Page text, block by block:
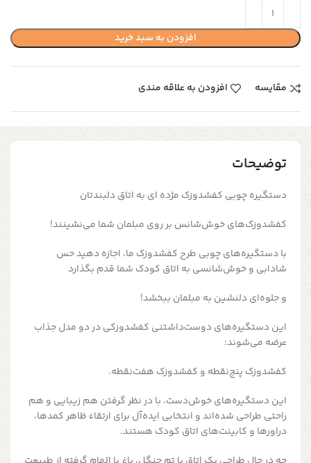
افزودن به سبد خرید
مقایسه افزودن به علاقه مندی
توضیحات
دستگیره چوبی کفشدوزک مژده ای به اتاق دلبندتان
کفشدوزک‌های خوش‌شانس بر روی مبلمان شما می‌نشینند!
با دستگیره‌های چوبی طرح کفشدوزک ما، اجازه دهید حس
شادابی و خوش‌شانسی به اتاق کودک شما قدم بگذارد
و جلوه‌ای دلنشین به مبلمان ببخشد!
این دستگیره‌های دوست‌داشتنی کفشدوزکی در دو مدل جذاب
عرضه می‌شوند:
کفشدوزک پنج‌نقطه و کفشدوزک هفت‌نقطه.
این دستگیره‌های خوش‌دست، با در نظر گرفتن هم زیبایی و هم
راحتی طراحی شده‌اند و انتخابی ایده‌آل برای ارتقاء ظاهر کمدها،
دراورها و کابینت‌های اتاق کودک هستند.